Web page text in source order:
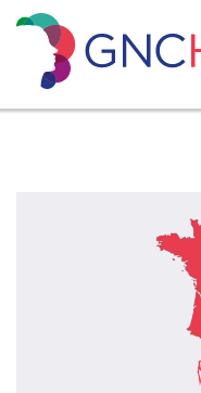
to
content
GNCHR